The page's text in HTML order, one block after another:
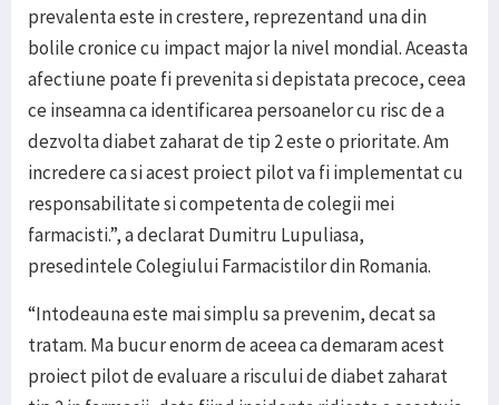
prevalenta este in crestere, reprezentand una din
bolile cronice cu impact major la nivel mondial. Aceasta
afectiune poate fi prevenita si depistata precoce, ceea
ce inseamna ca identificarea persoanelor cu risc de a
dezvolta diabet zaharat de tip 2 este o prioritate. Am
incredere ca si acest proiect pilot va fi implementat cu
responsabilitate si competenta de colegii mei
farmacisti.”, a declarat Dumitru Lupuliasa,
presedintele Colegiului Farmacistilor din Romania.
“Intodeauna este mai simplu sa prevenim, decat sa
tratam. Ma bucur enorm de aceea ca demaram acest
proiect pilot de evaluare a riscului de diabet zaharat